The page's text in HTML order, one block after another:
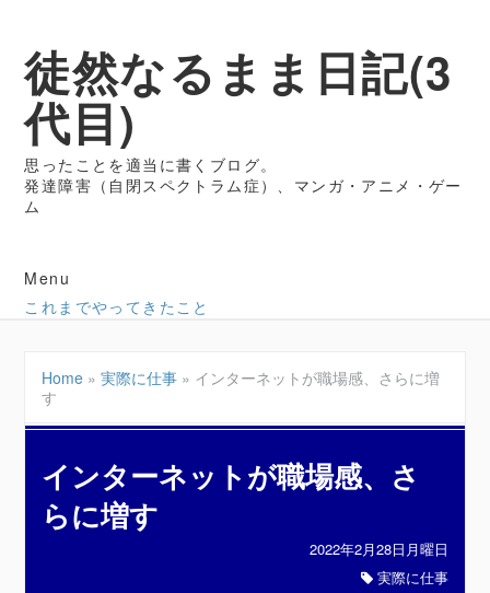
徒然なるまま日記(3
代目)
思ったことを適当に書くブログ。
発達障害（自閉スペクトラム症）、マンガ・アニメ・ゲー
ム
Menu
これまでやってきたこと
Home »実際に仕事 » インターネットが職場感、さらに増
す
インターネットが職場感、さ
らに増す
2022年2月28日月曜日
実際に仕事